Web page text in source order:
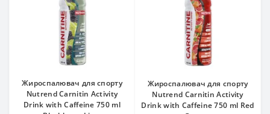
Жироспалювач для спорту
Nutrend Carnitin Activity
Drink with Caffeine 750 ml
Жироспалювач для спорту
Nutrend Carnitin Activity
Drink with Caffeine 750 ml Red